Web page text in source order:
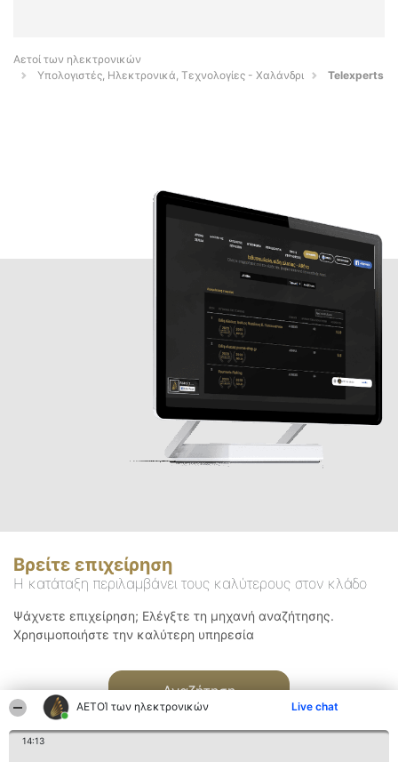
ΑΕΤΟΊ των ηλεκτρονικών Live chat
14:13
Αετοί των ηλεκτρονικών
Υπολογιστές, Ηλεκτρονικά, Τεχνολογίες - Χαλάνδρι
Telexperts
Βρείτε επιχείρηση
Η κατάταξη περιλαμβάνει τους καλύτερους στον κλάδο
Ψάχνετε επιχείρηση; Ελέγξτε τη μηχανή αναζήτησης.
Χρησιμοποιήστε την καλύτερη υπηρεσία
Αναζήτηση